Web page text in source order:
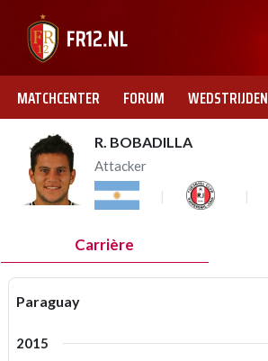
MATCHCENTER FORUM WEDSTRIJDEN
R. BOBADILLA
Attacker
Carrière
Paraguay
2015